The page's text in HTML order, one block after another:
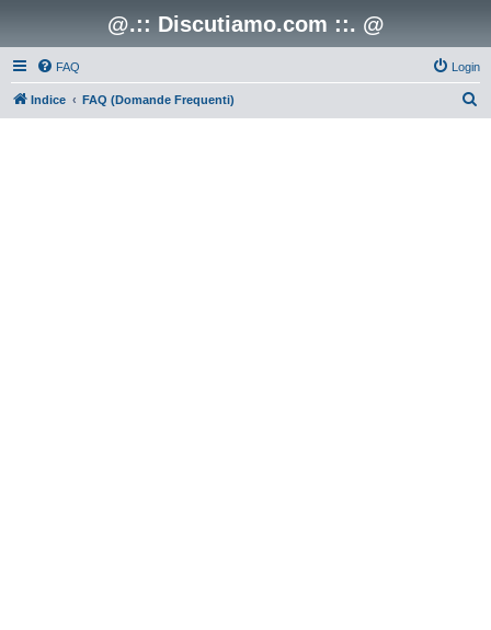
@.:: Discutiamo.com ::. @
FAQ Login
Indice FAQ (Domande Frequenti)